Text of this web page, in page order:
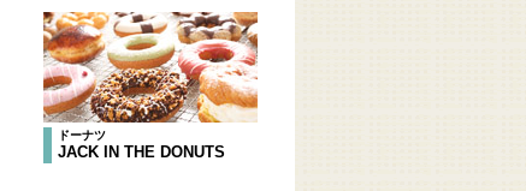
ドーナツ
JACK IN THE DONUTS